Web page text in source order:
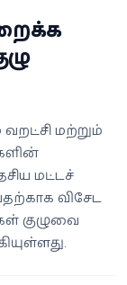
வறட்சி மற்றும்
மட்டச்
விசேட
குழுவை